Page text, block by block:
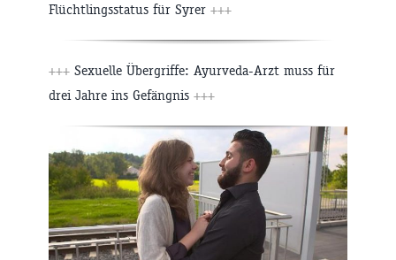
Flüchtlingsstatus für Syrer +++
+++ Sexuelle Übergriffe: Ayurveda-Arzt muss für
drei Jahre ins Gefängnis +++